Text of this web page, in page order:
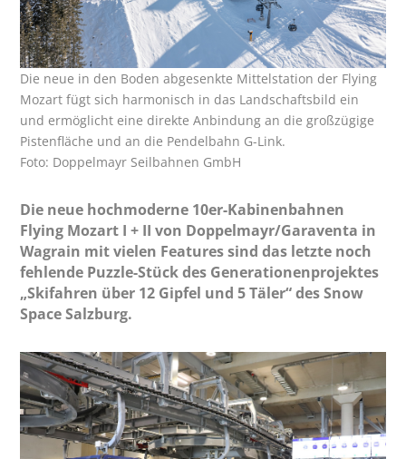
Die neue in den Boden abgesenkte Mittelstation der Flying
Mozart fügt sich harmonisch in das Landschaftsbild ein
und ermöglicht eine direkte Anbindung an die großzügige
Pistenfläche und an die Pendelbahn G-Link.
Foto: Doppelmayr Seilbahnen GmbH
Die neue hochmoderne 10er-Kabinenbahnen
Flying Mozart I + II von Doppelmayr/Garaventa in
Wagrain mit vielen Features sind das letzte noch
fehlende Puzzle-Stück des Generationenprojektes
„Skifahren über 12 Gipfel und 5 Täler“ des Snow
Space Salzburg.